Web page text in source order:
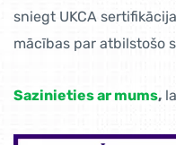
sniegt UKCA
mācības par atbilstošo
Sazinieties ar mums,